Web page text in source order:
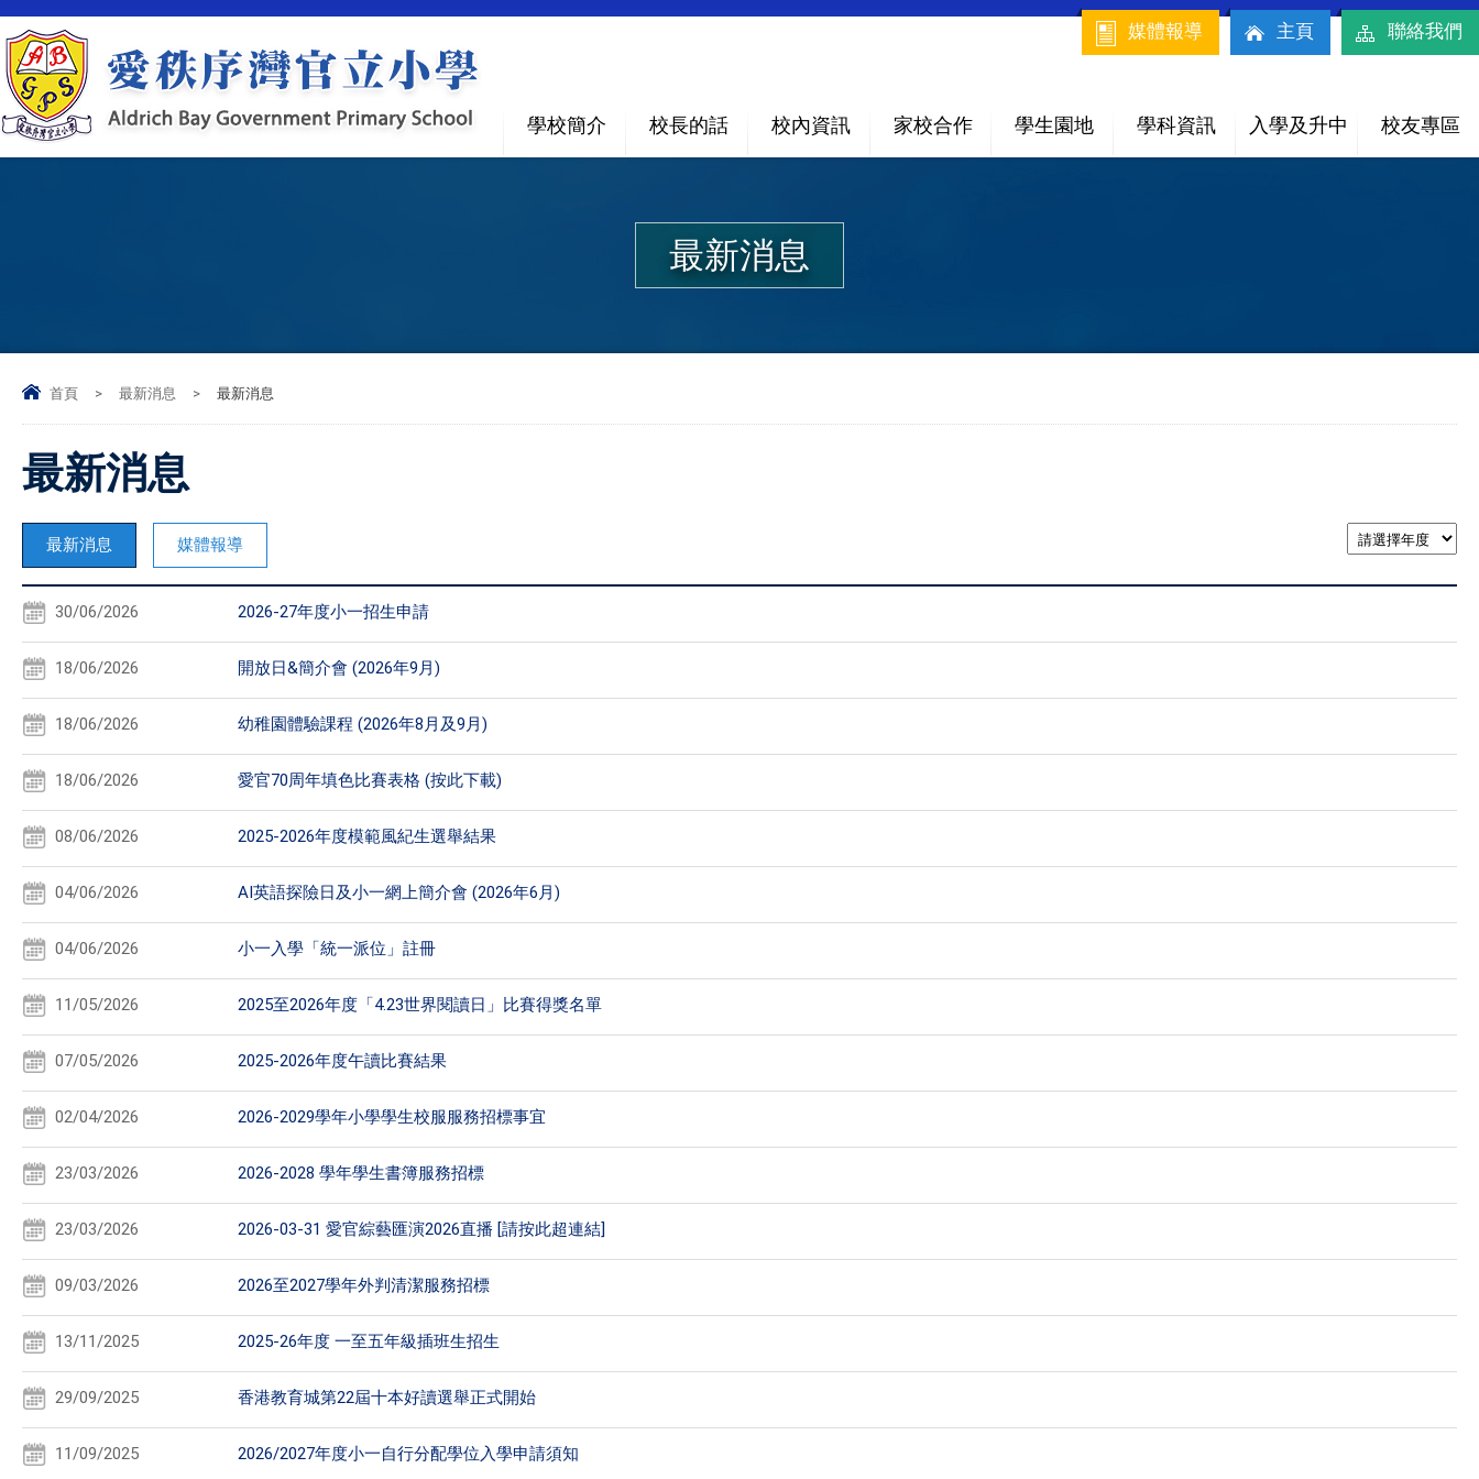
媒體報導 主頁 聯絡我們
學校簡介 校長的話 校內資訊 家校合作 學生園地 學科資訊 入學及升中 校友專區
最新消息
首頁 > 最新消息 > 最新消息
最新消息
最新消息 媒體報導
30/06/2026 2026-27年度小一招生申請
18/06/2026 開放日&簡介會 (2026年9月)
18/06/2026 幼稚園體驗課程 (2026年8月及9月)
18/06/2026 愛官70周年填色比賽表格 (按此下載)
08/06/2026 2025-2026年度模範風紀生選舉結果
04/06/2026 AI英語探險日及小一網上簡介會 (2026年6月)
04/06/2026 小一入學「統一派位」註冊
11/05/2026 2025至2026年度「4.23世界閱讀日」比賽得獎名單
07/05/2026 2025-2026年度午讀比賽結果
02/04/2026 2026-2029學年小學學生校服服務招標事宜
23/03/2026 2026-2028 學年學生書簿服務招標
23/03/2026 2026-03-31 愛官綜藝匯演2026直播 [請按此超連結]
09/03/2026 2026至2027學年外判清潔服務招標
13/11/2025 2025-26年度 一至五年級插班生招生
29/09/2025 香港教育城第22屆十本好讀選舉正式開始
11/09/2025 2026/2027年度小一自行分配學位入學申請須知